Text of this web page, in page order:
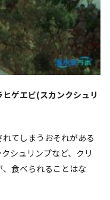
ゲエビ(スカンクシュリ
てしまうおそれがある
シュリンプなど、クリ
食べられることはな